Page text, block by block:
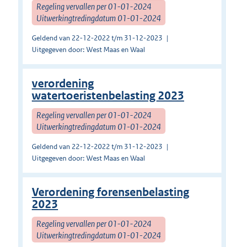
Regeling vervallen per 01-01-2024
Uitwerkingtredingdatum 01-01-2024
Geldend van 22-12-2022 t/m 31-12-2023
Uitgegeven door: West Maas en Waal
verordening
watertoeristenbelasting 2023
Regeling vervallen per 01-01-2024
Uitwerkingtredingdatum 01-01-2024
Geldend van 22-12-2022 t/m 31-12-2023
Uitgegeven door: West Maas en Waal
Verordening forensenbelasting
2023
Regeling vervallen per 01-01-2024
Uitwerkingtredingdatum 01-01-2024